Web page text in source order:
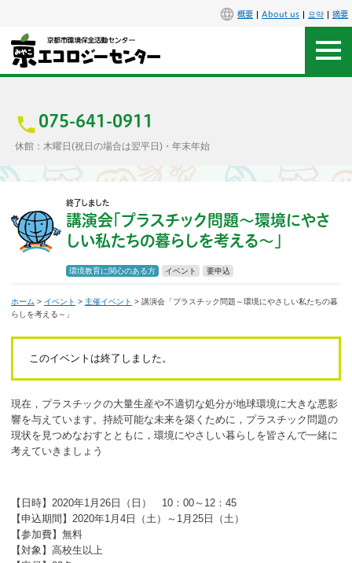
概要 About us 요약 摘要
075-641-0911
休館：木曜日(祝日の場合は翌平日)・年末年始
アクセス
施設案内
エコセンで楽しもう
講座
ボランティア
発行物
団体で見学希望の方
学校関係の方
終了しました
講演会「プラスチック問題〜環境にやさ
しい私たちの暮らしを考える〜」
環境教育に関心のある方 イベント 要申込
ホーム > イベント > 主催イベント > 講演会「プラスチック問題～環境にやさしい私たちの暮
らしを考える～」
このイベントは終了しました。
現在，プラスチックの大量生産や不適切な処分が地球環境に大きな悪影
響を与えています。持続可能な未来を築くために，プラスチック問題の
現状を見つめなおすとともに，環境にやさしい暮らしを皆さんで一緒に
考えていきましょう
【日時】2020年1月26日（日） 10：00～12：45
【申込期間】2020年1月4日（土）～1月25日（土）
【参加費】無料
【対象】高校生以上